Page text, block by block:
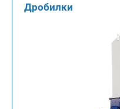
Дробилки